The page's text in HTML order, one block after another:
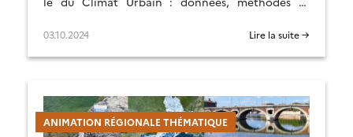
03.10.2024 Lire la suite →
ANIMATION RÉGIONALE THÉMATIQUE